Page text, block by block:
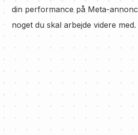
din performance på Meta-
noget du skal arbejde videre med.